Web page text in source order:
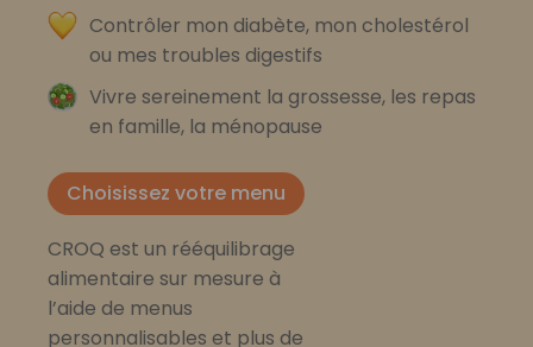
Contrôler mon diabète, mon cholestérol
ou mes troubles digestifs
Vivre sereinement la grossesse, les repas
en famille, la ménopause
Choisissez votre menu
CROQ est un rééquilibrage
alimentaire sur mesure à
l’aide de menus
personnalisables et plus de